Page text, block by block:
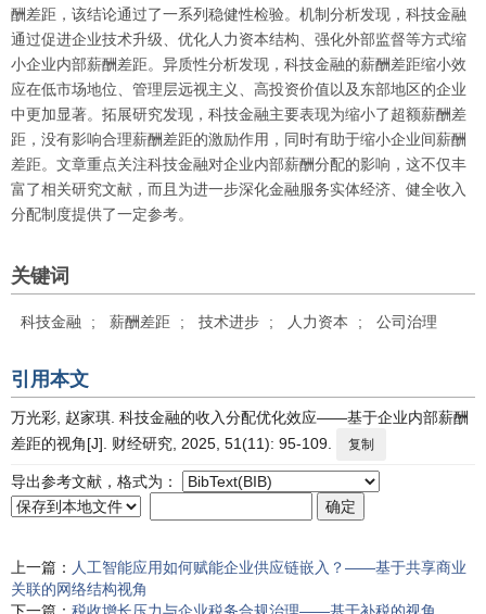
酬差距，该结论通过了一系列稳健性检验。机制分析发现，科技金融
通过促进企业技术升级、优化人力资本结构、强化外部监督等方式缩
小企业内部薪酬差距。异质性分析发现，科技金融的薪酬差距缩小效
应在低市场地位、管理层远视主义、高投资价值以及东部地区的企业
中更加显著。拓展研究发现，科技金融主要表现为缩小了超额薪酬差
距，没有影响合理薪酬差距的激励作用，同时有助于缩小企业间薪酬
差距。文章重点关注科技金融对企业内部薪酬分配的影响，这不仅丰
富了相关研究文献，而且为进一步深化金融服务实体经济、健全收入
分配制度提供了一定参考。
关键词
科技金融 ; 薪酬差距 ; 技术进步 ; 人力资本 ; 公司治理
引用本文
万光彩, 赵家琪. 科技金融的收入分配优化效应——基于企业内部薪酬
差距的视角[J]. 财经研究, 2025, 51(11): 95-109.
复制
导出参考文献，格式为：
上一篇： 人工智能应用如何赋能企业供应链嵌入？——基于共享商业
关联的网络结构视角